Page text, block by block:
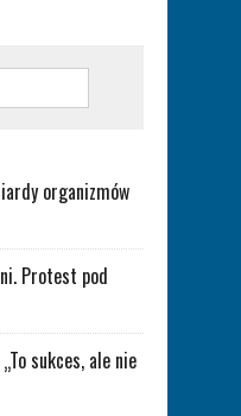
organizmów
Protest pod
sukces, ale nie